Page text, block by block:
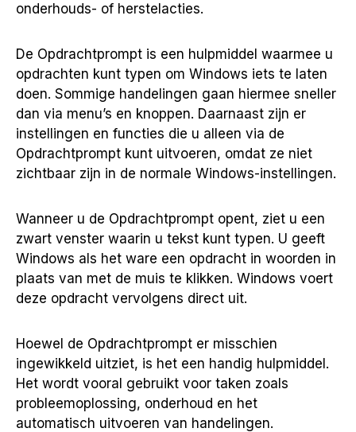
onderhouds- of herstelacties.
De Opdrachtprompt is een hulpmiddel waarmee u
opdrachten kunt typen om Windows iets te laten
doen. Sommige handelingen gaan hiermee sneller
dan via menu’s en knoppen. Daarnaast zijn er
instellingen en functies die u alleen via de
Opdrachtprompt kunt uitvoeren, omdat ze niet
zichtbaar zijn in de normale Windows-instellingen.
Wanneer u de Opdrachtprompt opent, ziet u een
zwart venster waarin u tekst kunt typen. U geeft
Windows als het ware een opdracht in woorden in
plaats van met de muis te klikken. Windows voert
deze opdracht vervolgens direct uit.
Hoewel de Opdrachtprompt er misschien
ingewikkeld uitziet, is het een handig hulpmiddel.
Het wordt vooral gebruikt voor taken zoals
probleemoplossing, onderhoud en het
automatisch uitvoeren van handelingen.